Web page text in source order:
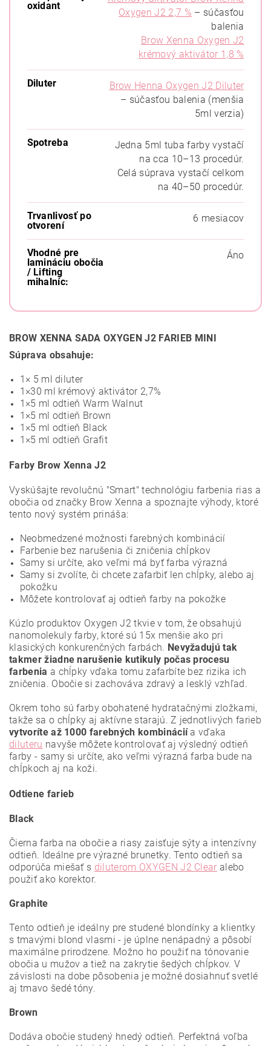
oxidant
Oxygen J2 2,7 % – súčasťou
balenia
Brow Xenna Oxygen J2
krémový aktivátor 1,8 %
Diluter
Brow Henna Oxygen J2 Diluter
– súčasťou balenia (menšia
5ml verzia)
Spotreba
Jedna 5ml tuba farby vystačí
na cca 10–13 procedúr.
Celá súprava vystačí celkom
na 40–50 procedúr.
Trvanlivosť po
otvorení
6 mesiacov
Vhodné pre
lamináciu obočia
/ Lifting
mihalníc:
Áno
BROW XENNA SADA OXYGEN J2 FARIEB MINI
Súprava obsahuje:
1× 5 ml diluter
1×30 ml krémový aktivátor 2,7%
1×5 ml odtieň Warm Walnut
1×5 ml odtieň Brown
1×5 ml odtieň Black
1×5 ml odtieň Grafit
Farby Brow Xenna J2
Vyskúšajte revolučnú "Smart" technológiu farbenia rias a
obočia od značky Brow Xenna a spoznajte výhody, ktoré
tento nový systém prináša:
Neobmedzené možnosti farebných kombinácií
Farbenie bez narušenia či zničenia chĺpkov
Samy si určíte, ako veľmi má byť farba výrazná
Samy si zvolíte, či chcete zafarbiť len chĺpky, alebo aj
pokožku
Môžete kontrolovať aj odtieň farby na pokožke
Kúzlo produktov Oxygen J2 tkvie v tom, že obsahujú
nanomolekuly farby, ktoré sú 15x menšie ako pri
klasických konkurenčných farbách. Nevyžadujú tak
takmer žiadne narušenie kutikuly počas procesu
farbenia a chĺpky vďaka tomu zafarbíte bez rizika ich
zničenia. Obočie si zachováva zdravý a lesklý vzhľad.
Okrem toho sú farby obohatené hydratačnými zložkami,
takže sa o chĺpky aj aktívne starajú. Z jednotlivých farieb
vytvoríte až 1000 farebných kombináciía vďaka
diluteru navyše môžete kontrolovať aj výsledný odtieň
farby - samy si určíte, ako veľmi výrazná farba bude na
chĺpkoch aj na koži.
Odtiene farieb
Black
Čierna farba na obočie a riasy zaisťuje sýty a intenzívny
odtieň. Ideálne pre výrazné brunetky. Tento odtieň sa
odporúča miešať s diluterom OXYGEN J2 Clear alebo
použiť ako korektor.
Graphite
Tento odtieň je ideálny pre studené blondínky a klientky
s tmavými blond vlasmi - je úplne nenápadný a pôsobí
maximálne prirodzene. Možno ho použiť na tónovanie
obočia u mužov a tiež na zakrytie šedých chĺpkov. V
závislosti na dobe pôsobenia je možné dosiahnuť svetlé
aj tmavo šedé tóny.
Brown
Dodáva obočie studený hnedý odtieň. Perfektná voľba